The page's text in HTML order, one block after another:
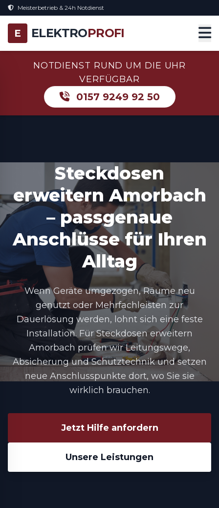
Meisterbetrieb & 24h Notdienst
E ELEKTROPROFI
NOTDIENST RUND UM DIE UHR
VERFÜGBAR
0157 9249 92 50
Steckdosen
erweitern Amorbach
– passgenaue
Anschlüsse für Ihren
Alltag
Wenn Geräte umgezogen, Räume neu
genutzt oder Mehrfachleisten zur
Dauerlösung werden, lohnt sich eine feste
Installation. Für Steckdosen erweitern
Amorbach prüfen wir Leitungswege,
Absicherung und Schutztechnik und setzen
neue Anschlusspunkte dort, wo Sie sie
wirklich brauchen.
Jetzt Hilfe anfordern
Unsere Leistungen